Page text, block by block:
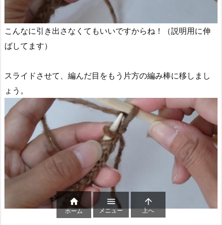
こんなに引き出さなくてもいいですからね！（説明用に伸
ばしてます）
スライドさせて、編んだ目をもう片方の編み棒に移しまし
ょう。

ホーム

メニュー

上へ